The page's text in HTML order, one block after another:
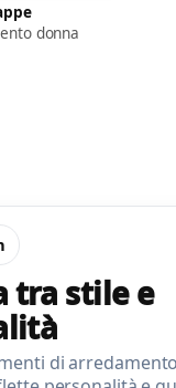
donna
tra stile e
di